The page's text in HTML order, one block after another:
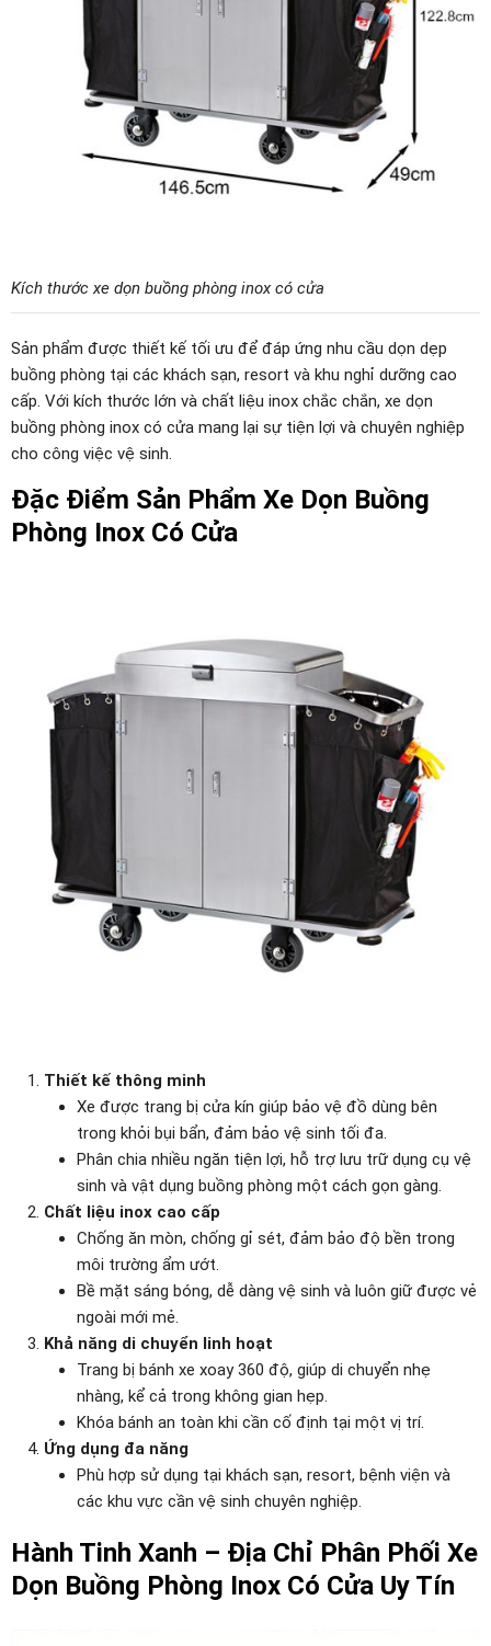
Kích thước xe dọn buồng phòng inox có cửa
Sản phẩm được thiết kế tối ưu để đáp ứng nhu cầu dọn dẹp
buồng phòng tại các khách sạn, resort và khu nghỉ dưỡng cao
cấp. Với kích thước lớn và chất liệu inox chắc chắn, xe dọn
buồng phòng inox có cửa mang lại sự tiện lợi và chuyên nghiệp
cho công việc vệ sinh.
Đặc Điểm Sản Phẩm Xe Dọn Buồng
Phòng Inox Có Cửa
Thiết kế thông minh
Xe được trang bị cửa kín giúp bảo vệ đồ dùng bên
trong khỏi bụi bẩn, đảm bảo vệ sinh tối đa.
Phân chia nhiều ngăn tiện lợi, hỗ trợ lưu trữ dụng cụ vệ
sinh và vật dụng buồng phòng một cách gọn gàng.
Chất liệu inox cao cấp
Chống ăn mòn, chống gỉ sét, đảm bảo độ bền trong
môi trường ẩm ướt.
Bề mặt sáng bóng, dễ dàng vệ sinh và luôn giữ được vẻ
ngoài mới mẻ.
Khả năng di chuyển linh hoạt
Trang bị bánh xe xoay 360 độ, giúp di chuyển nhẹ
nhàng, kể cả trong không gian hẹp.
Khóa bánh an toàn khi cần cố định tại một vị trí.
Ứng dụng đa năng
Phù hợp sử dụng tại khách sạn, resort, bệnh viện và
các khu vực cần vệ sinh chuyên nghiệp.
Hành Tinh Xanh – Địa Chỉ Phân Phối Xe
Dọn Buồng Phòng Inox Có Cửa Uy Tín